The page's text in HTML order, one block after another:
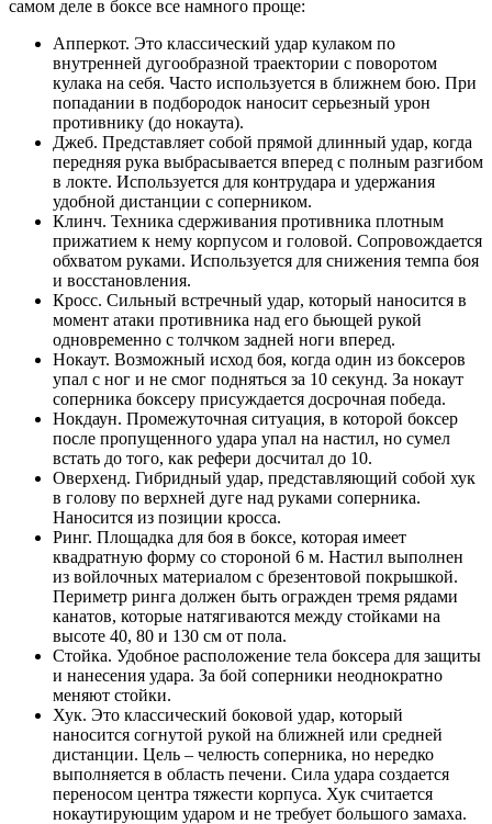
самом деле в боксе все намного проще:
Апперкот. Это классический удар кулаком по
внутренней дугообразной траектории с поворотом
кулака на себя. Часто используется в ближнем бою. При
попадании в подбородок наносит серьезный урон
противнику (до нокаута).
Джеб. Представляет собой прямой длинный удар, когда
передняя рука выбрасывается вперед с полным разгибом
в локте. Используется для контрудара и удержания
удобной дистанции с соперником.
Клинч. Техника сдерживания противника плотным
прижатием к нему корпусом и головой. Сопровождается
обхватом руками. Используется для снижения темпа боя
и восстановления.
Кросс. Сильный встречный удар, который наносится в
момент атаки противника над его бьющей рукой
одновременно с толчком задней ноги вперед.
Нокаут. Возможный исход боя, когда один из боксеров
упал с ног и не смог подняться за 10 секунд. За нокаут
соперника боксеру присуждается досрочная победа.
Нокдаун. Промежуточная ситуация, в которой боксер
после пропущенного удара упал на настил, но сумел
встать до того, как рефери досчитал до 10.
Оверхенд. Гибридный удар, представляющий собой хук
в голову по верхней дуге над руками соперника.
Наносится из позиции кросса.
Ринг. Площадка для боя в боксе, которая имеет
квадратную форму со стороной 6 м. Настил выполнен
из войлочных материалом с брезентовой покрышкой.
Периметр ринга должен быть огражден тремя рядами
канатов, которые натягиваются между стойками на
высоте 40, 80 и 130 см от пола.
Стойка. Удобное расположение тела боксера для защиты
и нанесения удара. За бой соперники неоднократно
меняют стойки.
Хук. Это классический боковой удар, который
наносится согнутой рукой на ближней или средней
дистанции. Цель – челюсть соперника, но нередко
выполняется в область печени. Сила удара создается
переносом центра тяжести корпуса. Хук считается
нокаутирующим ударом и не требует большого замаха.